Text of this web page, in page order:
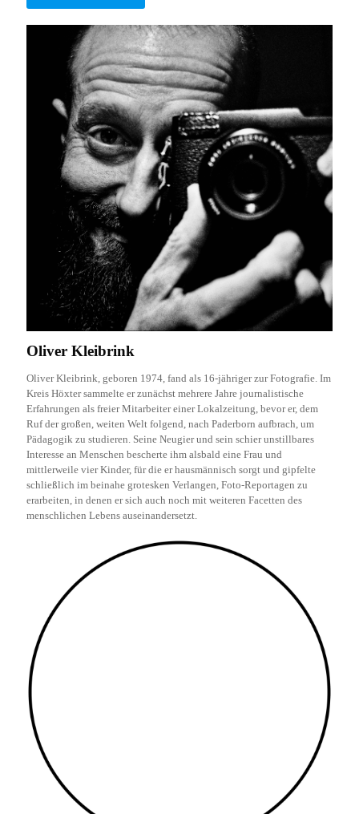
Oliver Kleibrink
Oliver Kleibrink, geboren 1974, fand als 16-jähriger zur Fotografie. Im
Kreis Höxter sammelte er zunächst mehrere Jahre journalistische
Erfahrungen als freier Mitarbeiter einer Lokalzeitung, bevor er, dem
Ruf der großen, weiten Welt folgend, nach Paderborn aufbrach, um
Pädagogik zu studieren. Seine Neugier und sein schier unstillbares
Interesse an Menschen bescherte ihm alsbald eine Frau und
mittlerweile vier Kinder, für die er hausmännisch sorgt und gipfelte
schließlich im beinahe grotesken Verlangen, Foto-Reportagen zu
erarbeiten, in denen er sich auch noch mit weiteren Facetten des
menschlichen Lebens auseinandersetzt.